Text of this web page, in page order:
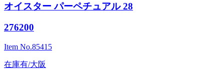
オイスター パーペチュアル 28
276200
Item No.85415
在庫有/大阪